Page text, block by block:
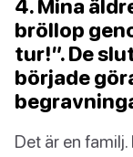
4. Mina
bröllop
tur!”. De
började
Det är en